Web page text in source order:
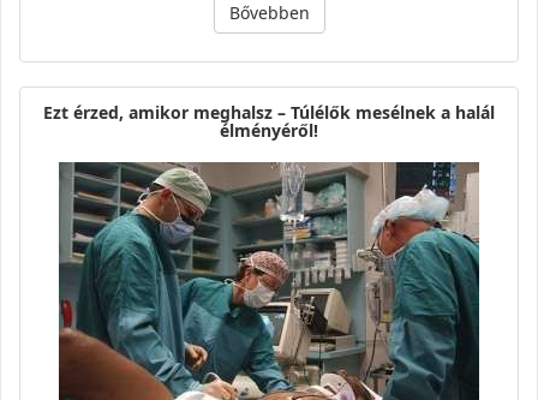
Bővebben
Ezt érzed, amikor meghalsz – Túlélők mesélnek a halál
élményéről!